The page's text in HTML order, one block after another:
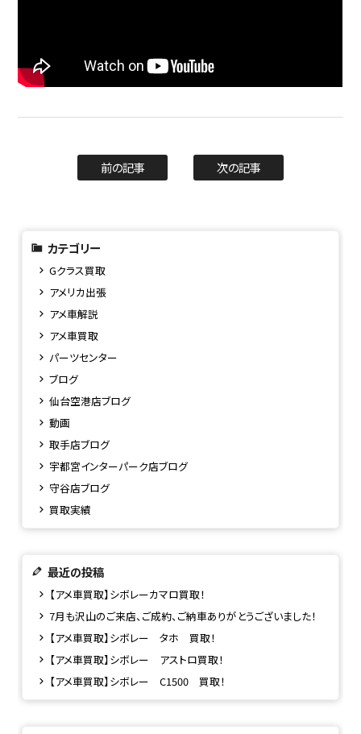
前の記事 次の記事
カテゴリー
Gクラス買取
アメリカ出張
アメ車解説
アメ車買取
パーツセンター
ブログ
仙台空港店ブログ
動画
取手店ブログ
宇都宮インターパーク店ブログ
守谷店ブログ
買取実績
最近の投稿
【アメ車買取】シボレーカマロ買取！
7月も沢山のご来店、ご成約、ご納車ありがとうございました！
【アメ車買取】シボレー タホ 買取！
【アメ車買取】シボレー アストロ買取！
【アメ車買取】シボレー C1500 買取！